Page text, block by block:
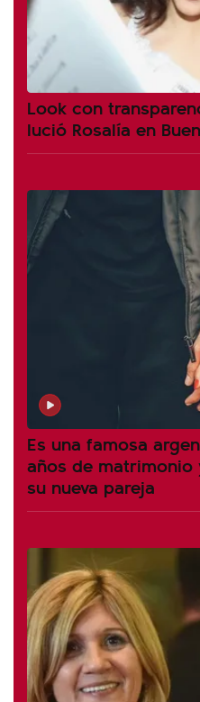
Look con
lució Rosalía en
Es una famosa
años de matrimonio
su nueva pareja